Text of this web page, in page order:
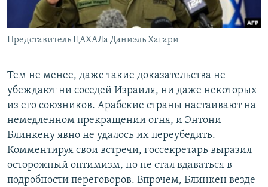
Представитель ЦАХАЛа Даниэль Хагари
Тем не менее, даже такие доказательства не
убеждают ни соседей Израиля, ни даже некоторых
из его союзников. Арабские страны настаивают на
немедленном прекращении огня, и Энтони
Блинкену явно не удалось их переубедить.
Комментируя свои встречи, госсекретарь выразил
осторожный оптимизм, но не стал вдаваться в
подробности переговоров. Впрочем, Блинкен везде